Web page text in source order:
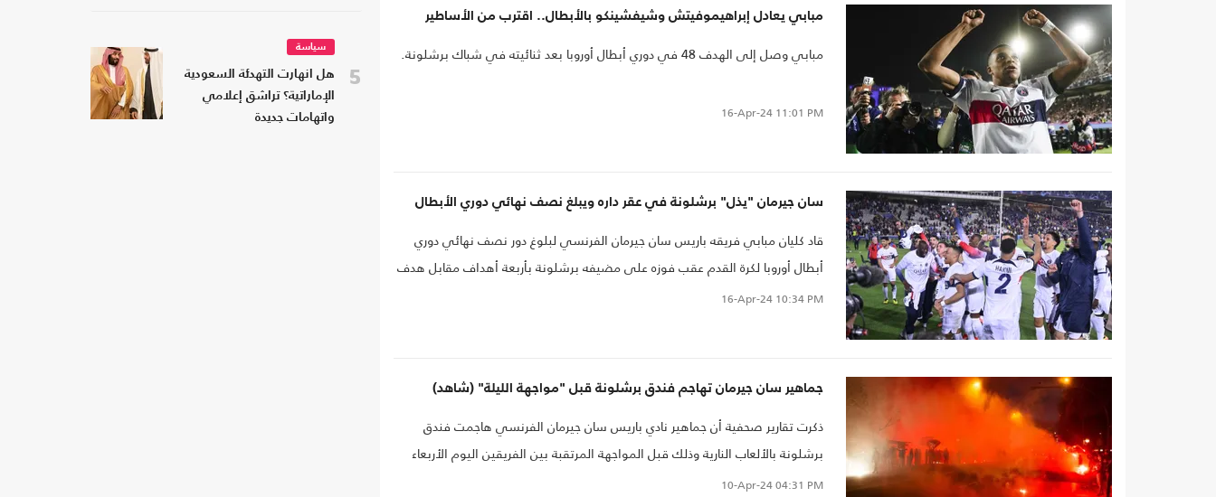
مبابي يعادل إبراهيموفيتش وشيفشينكو بالأبطال.. اقترب من الأساطير
مبابي وصل إلى الهدف 48 في دوري أبطال أوروبا بعد ثنائيته في شباك برشلونة.
16-Apr-24 11:01 PM
سان جيرمان "يذل" برشلونة في عقر داره ويبلغ نصف نهائي دوري الأبطال
قاد كليان مبابي فريقه باريس سان جيرمان الفرنسي لبلوغ دور نصف نهائي دوري
أبطال أوروبا لكرة القدم عقب فوزه على مضيفه برشلونة بأربعة أهداف مقابل هدف
واحد يوم الثلاثاء في إياب الدور ربع النهائي.
16-Apr-24 10:34 PM
جماهير سان جيرمان تهاجم فندق برشلونة قبل "مواجهة الليلة" (شاهد)
ذكرت تقارير صحفية أن جماهير نادي باريس سان جيرمان الفرنسي هاجمت فندق
برشلونة بالألعاب النارية وذلك قبل المواجهة المرتقبة بين الفريقين اليوم الأربعاء
في ذهاب ربع نهائي دوري أبطال أوروبا لكرة القدم
10-Apr-2404:31 PM
5
سياسة
هل انهارت التهدئة السعودية
الإماراتية؟ تراشق إعلامي
واتهامات جديدة